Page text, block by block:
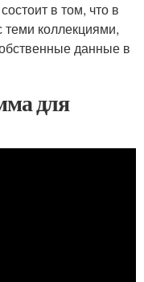
в том, что в
теми коллекциями,
данные в
для